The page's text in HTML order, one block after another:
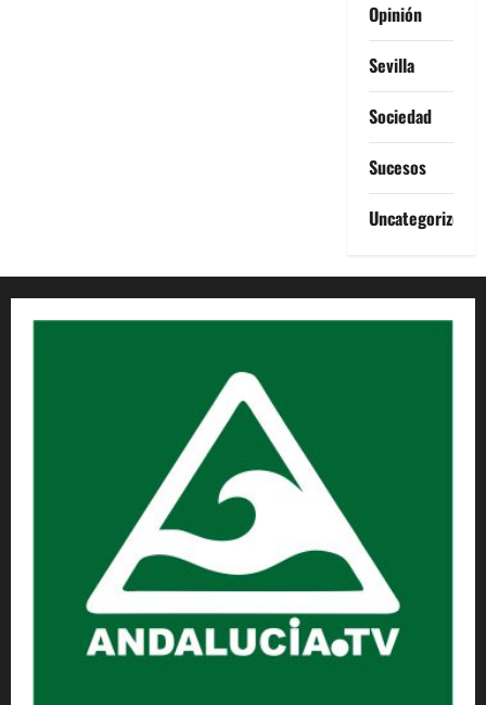
Opinión
Sevilla
Sociedad
Sucesos
Uncategorized